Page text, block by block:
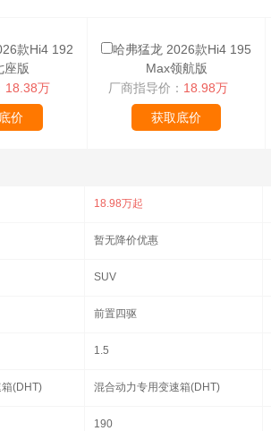
款Hi4 192
座版
18.38万
价
哈弗猛龙 2026款Hi4 195
Max领航版
厂商指导价： 18.98万
获取底价
18.98万起
暂无降价优惠
SUV
前置四驱
1.5
(DHT) 混合动力专用变速箱(DHT)
190